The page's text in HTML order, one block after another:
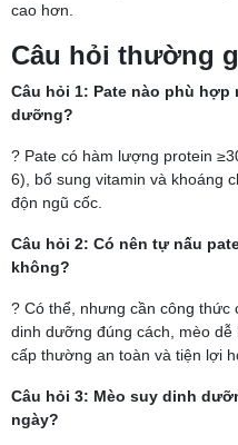
cao hơn.
Câu hỏi thường
Câu hỏi 1: Pate nào phù
dưỡng?
? Pate có hàm lượng protein
6), bổ sung vitamin và khoáng
độn ngũ cốc.
Câu hỏi 2: Có nên tự nấu
không?
? Có thể, nhưng cần công thức
dinh dưỡng đúng cách, mèo
cấp thường an toàn và tiện lợi
Câu hỏi 3: Mèo suy dinh
ngày?